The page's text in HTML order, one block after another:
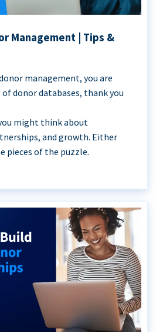
Management | Tips &
management, you are
donor databases, thank you
might think about
and growth. Either
pieces of the puzzle.